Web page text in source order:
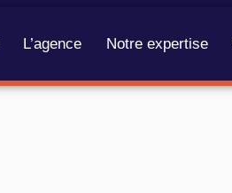
L’agence Notre expertise